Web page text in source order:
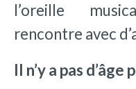
l’oreille
rencontre avec
Il n’y a pas